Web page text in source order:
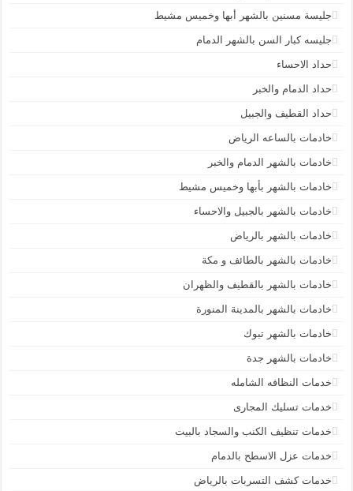
جليسة مسنين بالشهر أبها وخميس مشيط
جليسه كبار السن بالشهر الدمام
حداد الاحساء
حداد الدمام والخبر
حداد القطيف والجبيل
خادمات بالساعه الرياض
خادمات بالشهر الدمام والخبر
خادمات بالشهر بأبها وخميس مشيط
خادمات بالشهر بالجبيل والاحساء
خادمات بالشهر بالرياض
خادمات بالشهر بالطائف و مكة
خادمات بالشهر بالقطيف والظهران
خادمات بالشهر بالمدينة المنورة
خادمات بالشهر تبوك
خادمات بالشهر جدة
خدمات النظافه الشامله
خدمات تسليك المجارى
خدمات تنظيف الكنب والسجاد بالبيت
خدمات عزل الاسطح بالدمام
خدمات كشف التسربات بالرياض